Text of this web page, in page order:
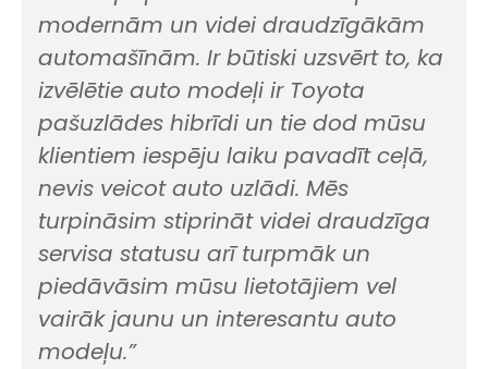
modernām un videi draudzīgākām
automašīnām. Ir būtiski uzsvērt to, ka
izvēlētie auto modeļi ir Toyota
pašuzlādes hibrīdi un tie dod mūsu
klientiem iespēju laiku pavadīt ceļā,
nevis veicot auto uzlādi. Mēs
turpināsim stiprināt videi draudzīga
servisa statusu arī turpmāk un
piedāvāsim mūsu lietotājiem vel
vairāk jaunu un interesantu auto
modeļu.”